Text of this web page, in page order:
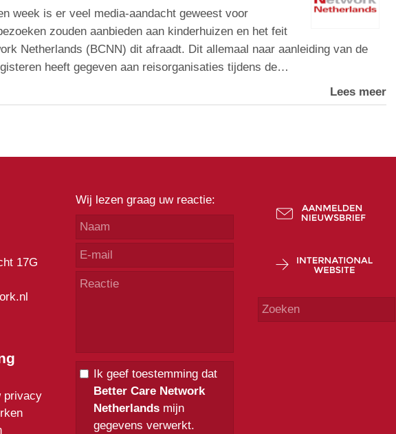
week is er veel media-aandacht geweest voor
zouden aanbieden aan kinderhuizen en het feit
Netherlands (BCNN) dit afraadt. Dit allemaal naar aanleiding van de
heeft gegeven aan reisorganisaties tijdens de…
Lees meer
17G
privacy
Wij lezen graag uw reactie:
Ik geef toestemming dat
Better Care Network
Netherlandsmijn
gegevens verwerkt.